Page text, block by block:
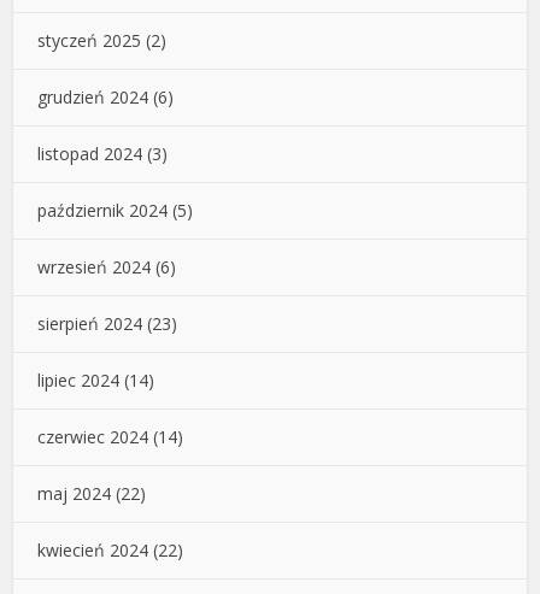
styczeń 2025 (2)
grudzień 2024 (6)
listopad 2024 (3)
październik 2024 (5)
wrzesień 2024 (6)
sierpień 2024 (23)
lipiec 2024 (14)
czerwiec 2024 (14)
maj 2024 (22)
kwiecień 2024 (22)